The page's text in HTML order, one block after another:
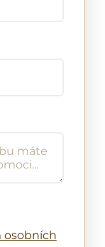
osobních